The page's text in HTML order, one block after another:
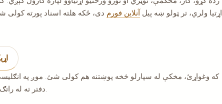
اړتیا ولري، تر ټولو ښه پیل آنلاین فورم دی، ځکه هلته اسناد پورته
که وغواړئ، مخکې له سپارلو څخه پوښتنه هم کولی شئ. موږ په
دفتر ته له راتګ مخکې د اسنادو سکنونه هم کتلی شو.